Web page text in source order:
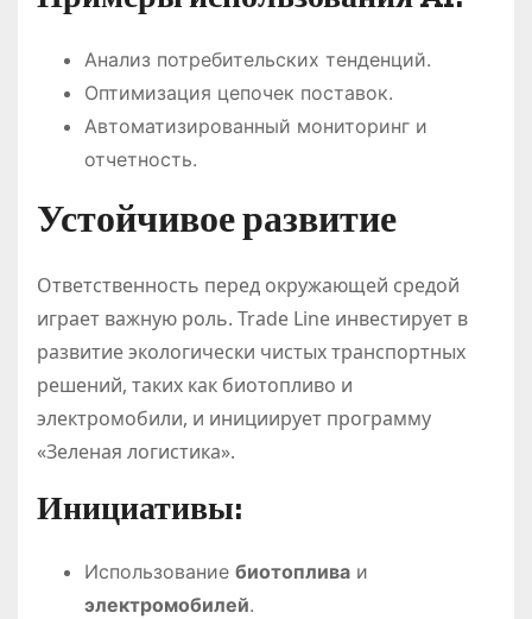
Анализ потребительских тенденций.
Оптимизация цепочек поставок.
Автоматизированный мониторинг и
отчетность.
Устойчивое развитие
Ответственность перед окружающей средой
играет важную роль. Trade Line инвестирует в
развитие экологически чистых транспортных
решений, таких как биотопливо и
электромобили, и инициирует программу
«Зеленая логистика».
Инициативы:
Использование биотоплива и
электромобилей.